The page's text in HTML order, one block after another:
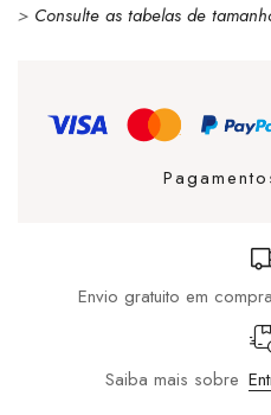
Olaton
> Consulte as tabelas de
Envio gratuito em
Saiba mais sobre